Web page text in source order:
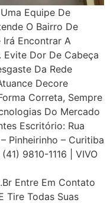
Equipe De
O Bairro De
Encontrar A
Evite Dor De Cabeça
Da Rede
Decore
Correta, Sempre
Do Mercado
Escritório: Rua
Pinheirinho – Curitiba
9810-1116 | VIVO
Entre Em Contato
Tire Todas Suas